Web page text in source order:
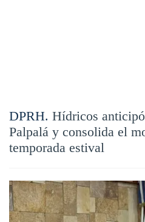
DPRH. Hídricos
Palpalá y consolida el
temporada estival